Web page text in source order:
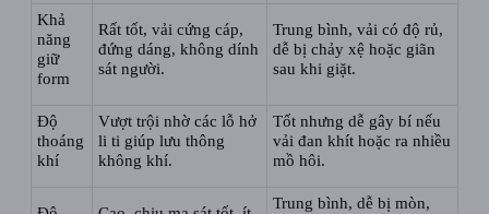
Khả
năng
giữ
form
Rất tốt, vải cứng cáp,
đứng dáng, không dính
sát người.
Trung bình, vải có độ rủ,
dễ bị chảy xệ hoặc giãn
sau khi giặt.
Độ
thoáng
khí
Vượt trội nhờ các lỗ hở
li ti giúp lưu thông
không khí.
Tốt nhưng dễ gây bí nếu
vải đan khít hoặc ra nhiều
mồ hôi.
Trung bình, dễ bị mòn,